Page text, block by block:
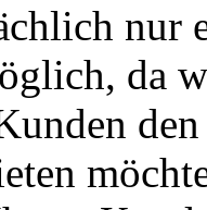
nur
da